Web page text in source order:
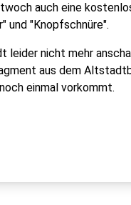
auch eine
und "Knopfschnüre".
leider nicht mehr
aus dem
einmal vorkommt.